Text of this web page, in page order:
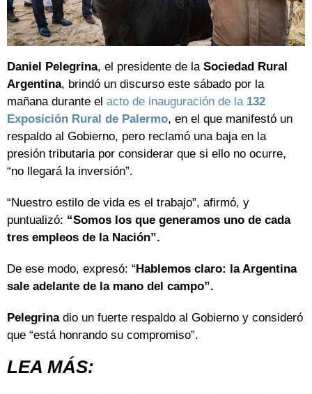
Daniel Pelegrina, el presidente de laSociedad Rural
Argentina, brindó un discurso este sábado por la
mañana durante el acto de inauguración de la132
Exposición Rural de Palermo, en el que manifestó un
respaldo al Gobierno, pero reclamó una baja en la
presión tributaria por considerar que si ello no ocurre,
“no llegará la inversión”.
“Nuestro estilo de vida es el trabajo”, afirmó, y
puntualizó: “Somos los que generamos uno de cada
tres empleos de la Nación”.
De ese modo, expresó: “Hablemos claro: la Argentina
sale adelante de la mano del campo”.
Pelegrinadio un fuerte respaldo al Gobierno y consideró
que “está honrando su compromiso”.
LEA MÁS: